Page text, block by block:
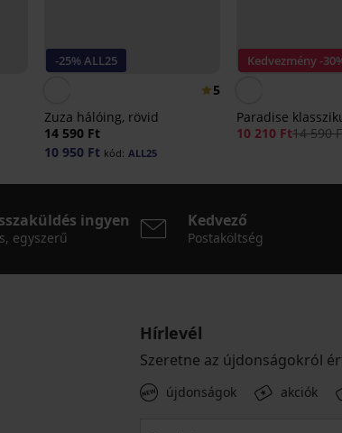
-25% ALL25
5
Zuza hálóing, rövid
14 590 Ft
10 950 Ft kód: ALL25
Kedvezmény -
Paradise
10 210 Ft14 590
ingyen
egyszerű
Kedvező
Postaköltség
Hírlevél
Szeretne az újdonságokról
újdonságok akciók